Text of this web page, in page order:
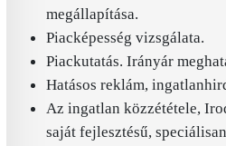
megállapítása.
Piacképesség vizsgálata.
Piackutatás. Irányár
Hatásos reklám,
Az ingatlan közzététele,
saját fejlesztésű,